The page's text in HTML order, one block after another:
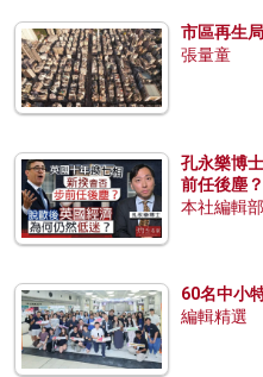
市區再生
張量童
孔永樂博
前任後塵
本社編輯部
60名中小
編輯精選